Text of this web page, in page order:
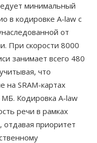
минимальный
в кодировке A-law с
от
При скорости 8000
занимает всего 480
что
на SRAM-картах
Кодировка A-law
речи в рамках
отдавая приоритет